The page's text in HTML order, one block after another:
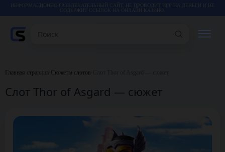
СОДЕРЖИТ ССЫЛОК НА ОНЛАЙН КАЗИНО.
КАЗИНО
Главная страница Сюжеты слотов
Слот Thor of Asgard — сюжет